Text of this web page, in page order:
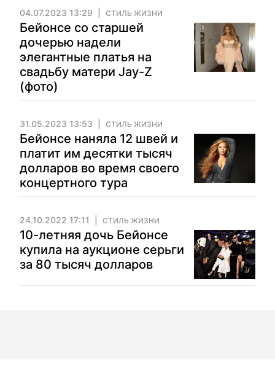
04.07.2023 13:29 СТИЛЬ ЖИЗНИ
Бейонсе со старшей
дочерью надели
элегантные платья на
свадьбу матери Jay-Z
(фото)
31.05.2023 13:53 СТИЛЬ ЖИЗНИ
Бейонсе наняла 12 швей и
платит им десятки тысяч
долларов во время своего
концертного тура
24.10.2022 17:11 СТИЛЬ ЖИЗНИ
10-летняя дочь Бейонсе
купила на аукционе серьги
за 80 тысяч долларов